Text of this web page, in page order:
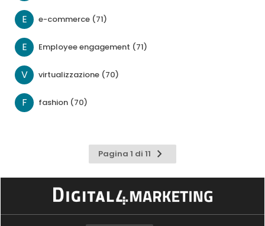
E e-commerce (71)
E Employee engagement (71)
V virtualizzazione (70)
F fashion (70)
Pagina 1 di 11
Pagina
successiva